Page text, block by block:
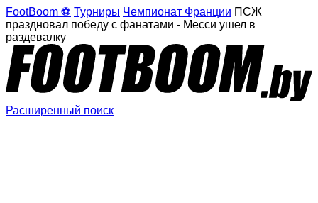
FootBoom ⚽ Турниры Чемпионат Франции ПСЖ
праздновал победу с фанатами - Месси ушел в
раздевалку
Расширенный поиск